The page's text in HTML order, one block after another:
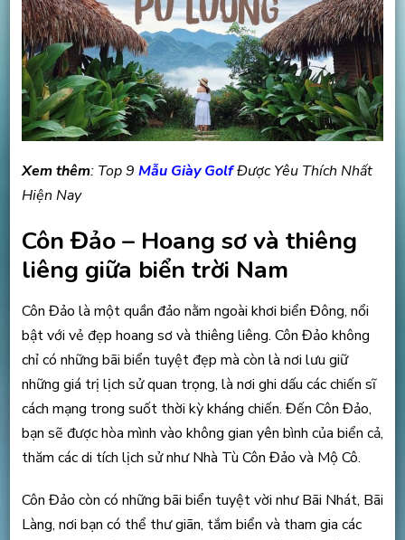
Xem thêm: Top 9 Mẫu Giày GolfĐược Yêu Thích Nhất
Hiện Nay
Côn Đảo – Hoang sơ và thiêng
liêng giữa biển trời Nam
Côn Đảo là một quần đảo nằm ngoài khơi biển Đông, nổi
bật với vẻ đẹp hoang sơ và thiêng liêng. Côn Đảo không
chỉ có những bãi biển tuyệt đẹp mà còn là nơi lưu giữ
những giá trị lịch sử quan trọng, là nơi ghi dấu các chiến sĩ
cách mạng trong suốt thời kỳ kháng chiến. Đến Côn Đảo,
bạn sẽ được hòa mình vào không gian yên bình của biển cả,
thăm các di tích lịch sử như Nhà Tù Côn Đảo và Mộ Cô.
Côn Đảo còn có những bãi biển tuyệt vời như Bãi Nhát, Bãi
Làng, nơi bạn có thể thư giãn, tắm biển và tham gia các